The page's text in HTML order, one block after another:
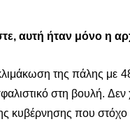
αυτή ήταν μόνο η
της πάλης
στη βουλή.
κυβέρνησης που